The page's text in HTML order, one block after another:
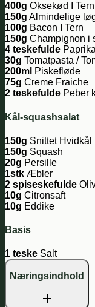
400g Oksekød I Tern
150g Almindelige
100g Bacon I Tern
150g Champignon i
4 teskefulde Paprika
30g Tomatpasta /
200ml Piskefløde
75g Creme Fraiche
2 teskefulde Peber
Kål-squashsalat
150g Snittet Hvidkål
150g Squash
20g Persille
1stk Æbler
2 spiseskefulde
10g Citronsaft
10g Eddike
Basis
1 teske Salt
Næringsindhold